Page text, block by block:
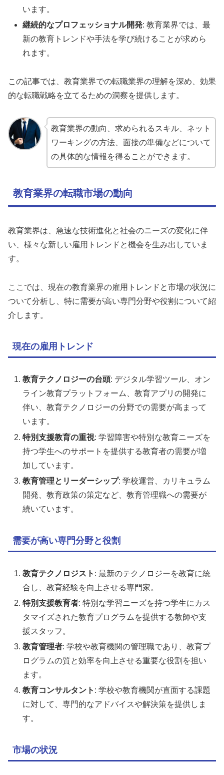
います。
継続的なプロフェッショナル開発: 教育業界では、最
新の教育トレンドや手法を学び続けることが求めら
れます。
この記事では、教育業界での転職業界の理解を深め、効果
的な転職戦略を立てるための洞察を提供します。
教育業界の動向、求められるスキル、ネット
ワーキングの方法、面接の準備などについて
の具体的な情報を得ることができます。
教育業界の転職市場の動向
教育業界は、急速な技術進化と社会のニーズの変化に伴
い、様々な新しい雇用トレンドと機会を生み出していま
す。
ここでは、現在の教育業界の雇用トレンドと市場の状況に
ついて分析し、特に需要が高い専門分野や役割について紹
介します。
現在の雇用トレンド
教育テクノロジーの台頭: デジタル学習ツール、オン
ライン教育プラットフォーム、教育アプリの開発に
伴い、教育テクノロジーの分野での需要が高まって
います。
特別支援教育の重視: 学習障害や特別な教育ニーズを
持つ学生へのサポートを提供する教育者の需要が増
加しています。
教育管理とリーダーシップ: 学校運営、カリキュラム
開発、教育政策の策定など、教育管理職への需要が
続いています。
需要が高い専門分野と役割
教育テクノロジスト : 最新のテクノロジーを教育に統
合し、教育経験を向上させる専門家。
特別支援教育者: 特別な学習ニーズを持つ学生にカス
タマイズされた教育プログラムを提供する教師や支
援スタッフ。
教育管理者: 学校や教育機関の管理職であり、教育プ
ログラムの質と効率を向上させる重要な役割を担い
ます。
教育コンサルタント : 学校や教育機関が直面する課題
に対して、専門的なアドバイスや解決策を提供しま
す。
市場の状況